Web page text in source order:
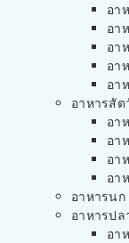
อา
อา
อา
อา
อา
อาหารสัต
อา
อา
อา
อา
อาหารนก
อาหารปล
อา